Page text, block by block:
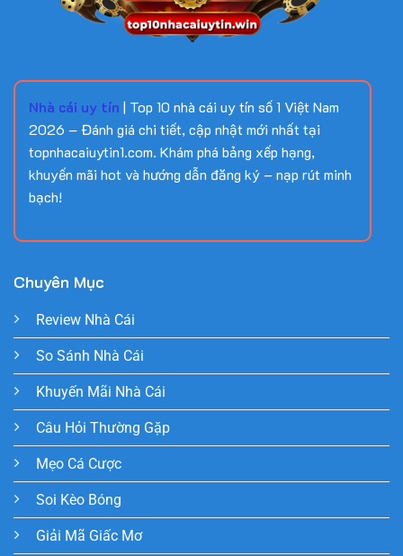
Nhà cái uy tín | Top 10 nhà cái uy tín số 1 Việt Nam
2026 – Đánh giá chi tiết, cập nhật mới nhất tại
topnhacaiuytin1.com. Khám phá bảng xếp hạng,
khuyến mãi hot và hướng dẫn đăng ký – nạp rút minh
bạch!
Chuyên Mục
Review Nhà Cái
So Sánh Nhà Cái
Khuyến Mãi Nhà Cái
Câu Hỏi Thường Gặp
Mẹo Cá Cược
Soi Kèo Bóng
Giải Mã Giấc Mơ